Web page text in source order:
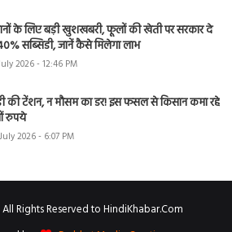
के लिए बड़ी खुशखबरी, फूलों की खेती पर सरकार दे
सब्सिडी, जानें कैसे मिलेगा लाभ
2026 - 12:46 PM
की टेंशन, न मौसम का डर! इस फसल से किसान कमा रहे
रुपये
2026 - 6:07 PM
Rights Reserved to HindiKhabar.Com